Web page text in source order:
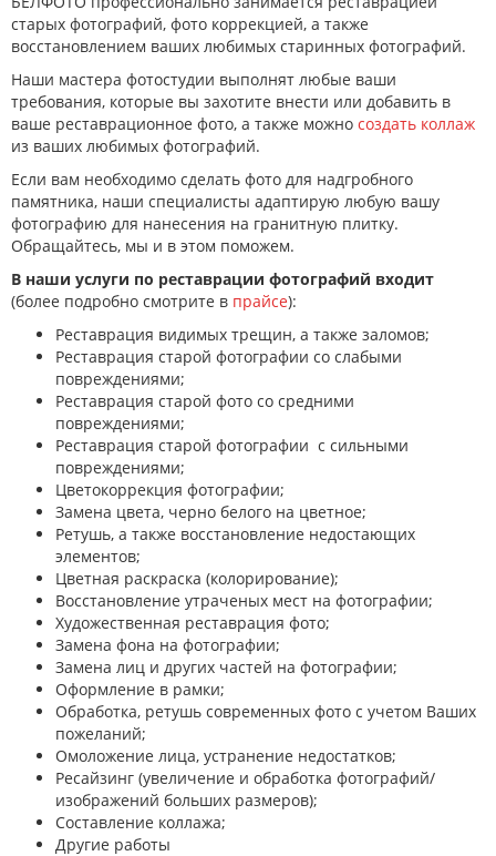
старых фотографий, фото коррекцией, а также
восстановлением ваших любимых старинных фотографий.
Наши мастера фотостудии выполнят любые ваши
требования, которые вы захотите внести или добавить в
ваше реставрационное фото, а также можно создать коллаж
из ваших любимых фотографий.
Если вам необходимо сделать фото для надгробного
памятника, наши специалисты адаптирую любую вашу
фотографию для нанесения на гранитную плитку.
Обращайтесь, мы и в этом поможем.
В наши услуги по реставрации фотографий входит
(более подробно смотрите в прайсе):
Реставрация видимых трещин, а также заломов;
Реставрация старой фотографии со слабыми
повреждениями;
Реставрация старой фото со средними
повреждениями;
Реставрация старой фотографии с сильными
повреждениями;
Цветокоррекция фотографии;
Замена цвета, черно белого на цветное;
Ретушь, а также восстановление недостающих
элементов;
Цветная раскраска (колорирование);
Восстановление утраченых мест на фотографии;
Художественная реставрация фото;
Замена фона на фотографии;
Замена лиц и других частей на фотографии;
Оформление в рамки;
Обработка, ретушь современных фото с учетом Ваших
пожеланий;
Омоложение лица, устранение недостатков;
Ресайзинг (увеличение и обработка фотографий/
изображений больших размеров);
Составление коллажа;
Другие работы